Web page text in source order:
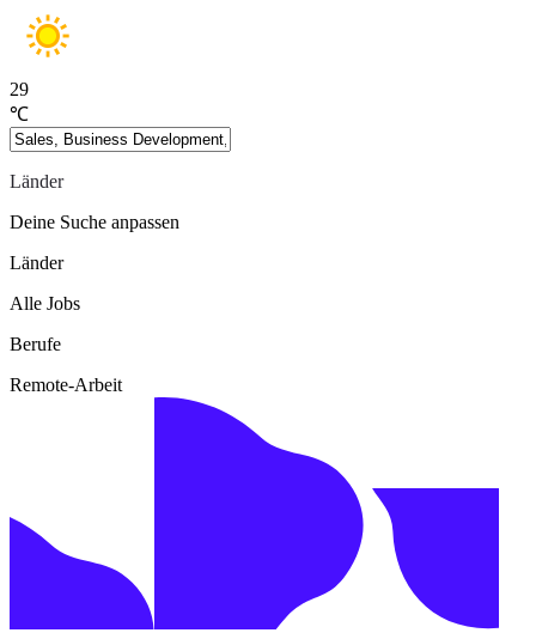
29
℃
Länder
Deine Suche anpassen
Länder
Alle Jobs
Berufe
Remote-Arbeit